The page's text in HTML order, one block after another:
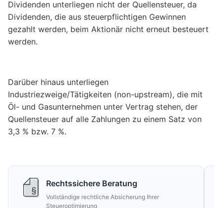
Dividenden unterliegen nicht der Quellensteuer, da
Dividenden, die aus steuerpflichtigen Gewinnen
gezahlt werden, beim Aktionär nicht erneut besteuert
werden.
Darüber hinaus unterliegen
Industriezweige/Tätigkeiten (non-upstream), die mit
Öl- und Gasunternehmen unter Vertrag stehen, der
Quellensteuer auf alle Zahlungen zu einem Satz von
3,3 % bzw. 7 %.
Rechtssichere Beratung
Vollständige rechtliche Absicherung Ihrer
Steueroptimierung